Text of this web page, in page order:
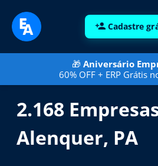
Cadastre
🎁 Aniversário
60% OFF + ERP Grátis
2.168
Alenquer, PA